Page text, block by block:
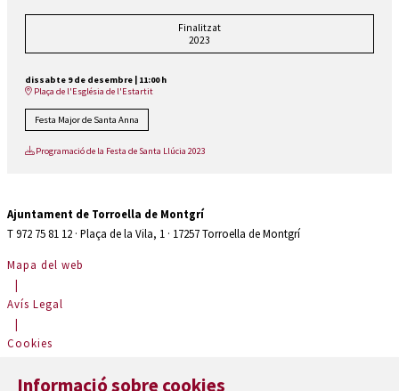
Finalitzat
2023
dissabte 9 de desembre
11:00 h
Plaça de l'Església de l'Estartit
Festa Major de Santa Anna
Programació de la Festa de Santa Llúcia 2023
Ajuntament de Torroella de Montgrí
T 972 75 81 12 · Plaça de la Vila, 1 · 17257 Torroella de Montgrí
Mapa del web
|
Avís Legal
|
Cookies
Contactar
Informació sobre cookies